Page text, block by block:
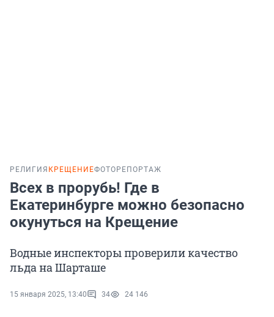
РЕЛИГИЯ КРЕЩЕНИЕФОТОРЕПОРТАЖ
Всех в прорубь! Где в
Екатеринбурге можно безопасно
окунуться на Крещение
Водные инспекторы проверили качество
льда на Шарташе
15 января 2025, 13:40 34 24 146